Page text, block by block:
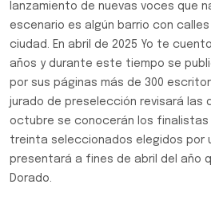
lanzamiento de nuevas voces que
escenario es algún barrio con
ciudad. En abril de 2025 Yo te
años y durante este tiempo se
por sus páginas más de 300
jurado de preselección revisará las
octubre se conocerán los finalistas
treinta seleccionados elegidos por
presentará a fines de abril del año
Dorado.